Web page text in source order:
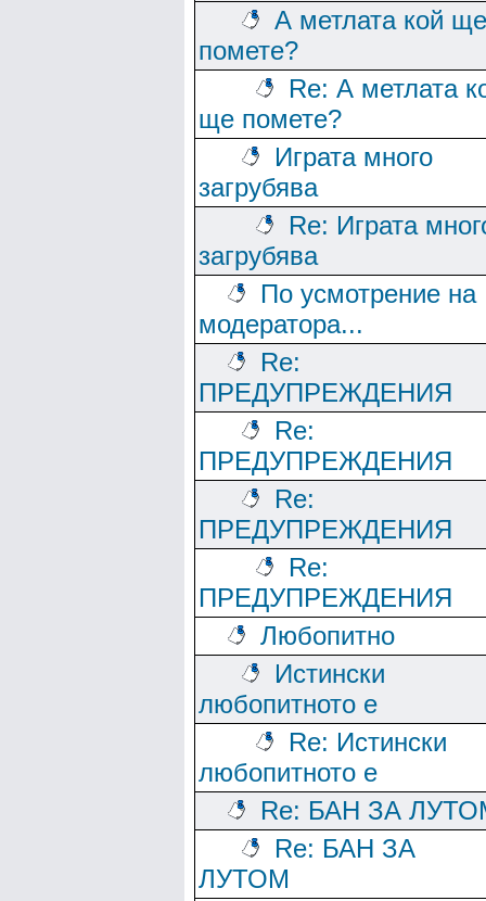
А метлата кой ще
помете?
Re: А метлата
ще помете?
Играта много
загрубява
Re: Играта
загрубява
По усмотрение на
модератора...
Re:
ПРЕДУПРЕЖДЕНИЯ
Re:
ПРЕДУПРЕЖДЕНИЯ
Re:
ПРЕДУПРЕЖДЕНИЯ
Re:
ПРЕДУПРЕЖДЕНИЯ
Любопитно
Истински
любопитното е
Re: Истински
любопитното е
Re: БАН ЗА
Re: БАН ЗА
ЛУТОМ